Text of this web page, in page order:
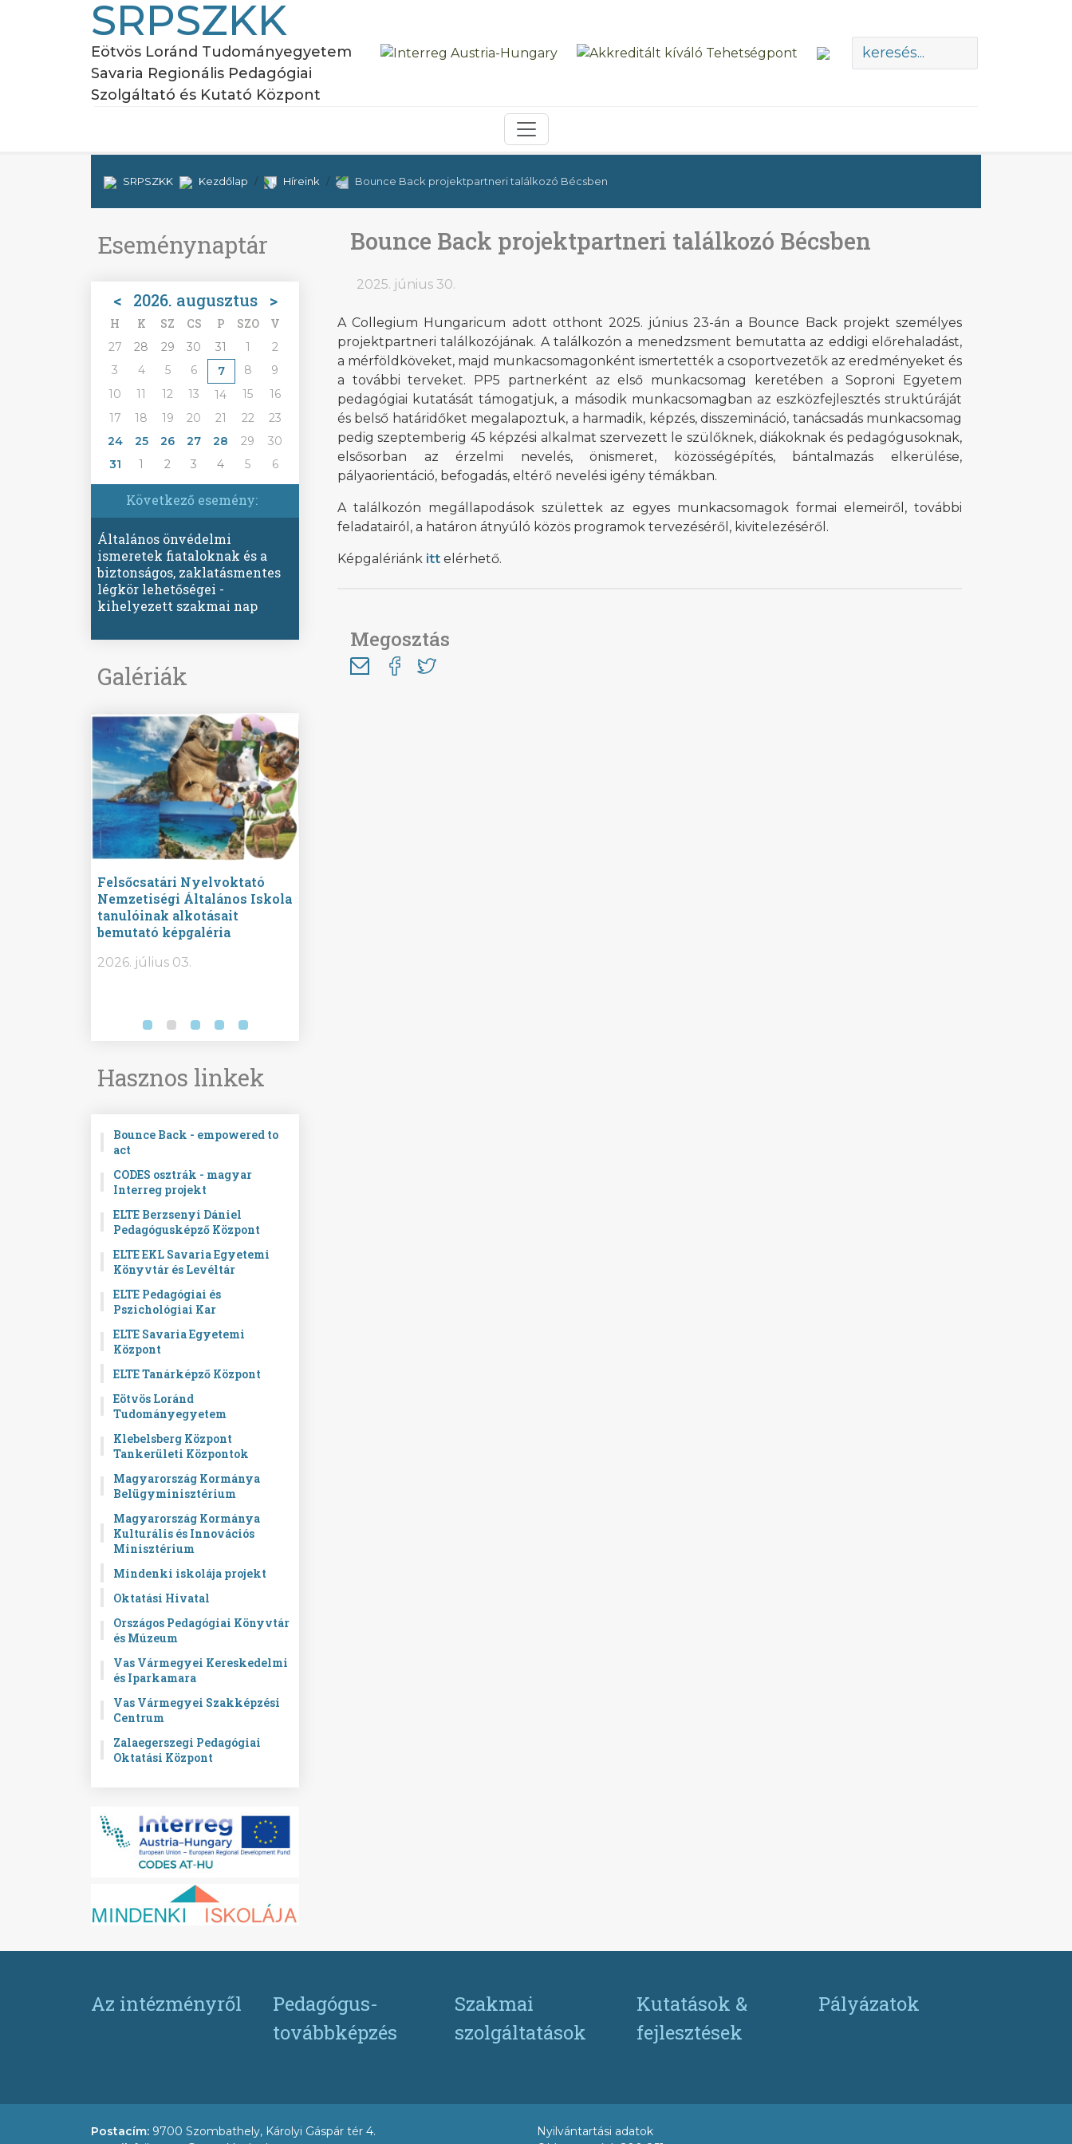
SRPSZKK
Eötvös Loránd Tudományegyetem
Savaria Regionális Pedagógiai
Szolgáltató és Kutató Központ
SRPSZKK Kezdőlap Híreink Bounce Back projektpartneri találkozó Bécsben
Eseménynaptár
< 2026. augusztus >
H K SZ CS P SZO V
27 28 29 30 31 1
2
3
4 5 6 7 8
9
10
11 12 13 14 15
16
17
18 19 20 21 22
23
24
25 26 27 28 29
30
31
1 2 3 4 5 6
Következő esemény:
Általános önvédelmi
ismeretek fiataloknak és a
biztonságos, zaklatásmentes
légkör lehetőségei -
kihelyezett szakmai nap
Galériák
Felsőcsatári Nyelvoktató
Nemzetiségi Általános Iskola
tanulóinak alkotásait
bemutató képgaléria
2026. július 03.
Hasznos linkek
Bounce Back - empowered to
act
CODES osztrák - magyar
Interreg projekt
ELTE Berzsenyi Dániel
Pedagógusképző Központ
ELTE EKL Savaria Egyetemi
Könyvtár és Levéltár
ELTE Pedagógiai és
Pszichológiai Kar
ELTE Savaria Egyetemi
Központ
ELTE Tanárképző Központ
Eötvös Loránd
Tudományegyetem
Klebelsberg Központ
Tankerületi Központok
Magyarország Kormánya
Belügyminisztérium
Magyarország Kormánya
Kulturális és Innovációs
Minisztérium
Mindenki iskolája projekt
Oktatási Hivatal
Országos Pedagógiai Könyvtár
és Múzeum
Vas Vármegyei Kereskedelmi
és Iparkamara
Vas Vármegyei Szakképzési
Centrum
Zalaegerszegi Pedagógiai
Oktatási Központ
Bounce Back projektpartneri találkozó Bécsben
2025. június 30.
A Collegium Hungaricum adott otthont 2025. június 23-án a Bounce Back projekt személyes
projektpartneri találkozójának. A találkozón a menedzsment bemutatta az eddigi előrehaladást,
a mérföldköveket, majd munkacsomagonként ismertették a csoportvezetők az eredményeket és
a további terveket. PP5 partnerként az első munkacsomag keretében a Soproni Egyetem
pedagógiai kutatását támogatjuk, a második munkacsomagban az eszközfejlesztés struktúráját
és belső határidőket megalapoztuk, a harmadik, képzés, disszemináció, tanácsadás munkacsomag
pedig szeptemberig 45 képzési alkalmat szervezett le szülőknek, diákoknak és pedagógusoknak,
elsősorban az érzelmi nevelés, önismeret, közösségépítés, bántalmazás elkerülése,
pályaorientáció, befogadás, eltérő nevelési igény témákban.
A találkozón megállapodások születtek az egyes munkacsomagok formai elemeiről, további
feladatairól, a határon átnyúló közös programok tervezéséről, kivitelezéséről.
Képgalériánk itt elérhető.
Megosztás
Az intézményről
Pedagógus-
továbbképzés
Szakmai
szolgáltatások
Kutatások &
fejlesztések
Pályázatok
Postacím: 9700 Szombathely, Károlyi Gáspár tér 4.
Nyilvántartási adatok